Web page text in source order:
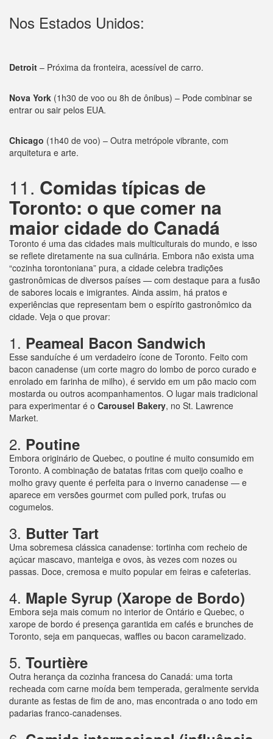
Nos Estados Unidos:
Detroit – Próxima da fronteira, acessível de carro.
Nova York (1h30 de voo ou 8h de ônibus) – Pode combinar se
entrar ou sair pelos EUA.
Chicago (1h40 de voo) – Outra metrópole vibrante, com
arquitetura e arte.
11. Comidas típicas de
Toronto: o que comer na
maior cidade do Canadá
Toronto é uma das cidades mais multiculturais do mundo, e isso
se reflete diretamente na sua culinária. Embora não exista uma
“cozinha torontoniana” pura, a cidade celebra tradições
gastronômicas de diversos países — com destaque para a fusão
de sabores locais e imigrantes. Ainda assim, há pratos e
experiências que representam bem o espírito gastronômico da
cidade. Veja o que provar:
1. Peameal Bacon Sandwich
Esse sanduíche é um verdadeiro ícone de Toronto. Feito com
bacon canadense (um corte magro do lombo de porco curado e
enrolado em farinha de milho), é servido em um pão macio com
mostarda ou outros acompanhamentos. O lugar mais tradicional
para experimentar é o Carousel Bakery, no St. Lawrence
Market.
2. Poutine
Embora originário de Quebec, o poutine é muito consumido em
Toronto. A combinação de batatas fritas com queijo coalho e
molho gravy quente é perfeita para o inverno canadense — e
aparece em versões gourmet com pulled pork, trufas ou
cogumelos.
3. Butter Tart
Uma sobremesa clássica canadense: tortinha com recheio de
açúcar mascavo, manteiga e ovos, às vezes com nozes ou
passas. Doce, cremosa e muito popular em feiras e cafeterias.
4. Maple Syrup (Xarope de Bordo)
Embora seja mais comum no interior de Ontário e Quebec, o
xarope de bordo é presença garantida em cafés e brunches de
Toronto, seja em panquecas, waffles ou bacon caramelizado.
5. Tourtière
Outra herança da cozinha francesa do Canadá: uma torta
recheada com carne moída bem temperada, geralmente servida
durante as festas de fim de ano, mas encontrada o ano todo em
padarias franco-canadenses.